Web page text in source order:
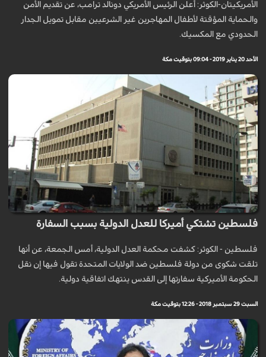
الأمريكيتان-الكوثر: أعلن الرئيس الأمريكي دونالد ترامب، عن تقديم الأمن
والحماية المؤقتة لأطفال المهاجرين غير الشرعيين مقابل تمويل الجدار
الحدودي مع المكسيك.
الأحد 20 يناير 2019 - 09:04 بتوقيت مكة
فلسطين تشتكي أميركا للعدل الدولية بسبب السفارة
فلسطين - الكوثر: كشفت محكمة العدل الدولية، أمس الجمعة، عن أنها
تلقت شكوى من دولة فلسطين ضد الولايات المتحدة تقول فيها إن نقل
الحكومة الأميركية سفارتها إلى القدس ينتهك اتفاقية دولية.
السبت 29 سبتمبر 2018 - 12:26 بتوقيت مكة